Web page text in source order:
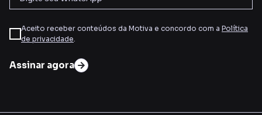
Aceito receber conteúdos da Motiva e concordo com a Política
de privacidade
Assinar agora